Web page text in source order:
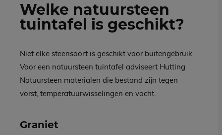
Welke natuursteen
tuintafel is geschikt?
Niet elke steensoort is geschikt voor buitengebruik.
Voor een natuursteen tuintafel adviseert Hutting
Natuursteen materialen die bestand zijn tegen
vorst, temperatuurwisselingen en vocht.
Graniet